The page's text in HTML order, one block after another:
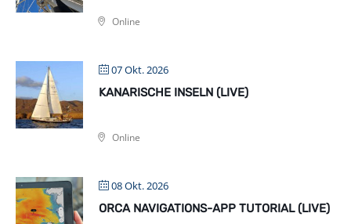
Online
07 Okt. 2026
KANARISCHE INSELN (LIVE)
Online
08 Okt. 2026
ORCA NAVIGATIONS-APP TUTORIAL (LIVE)